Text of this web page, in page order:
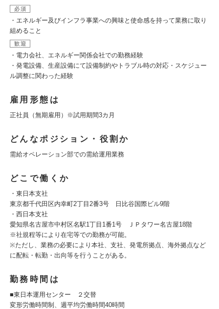
必須
・エネルギー及びインフラ事業への興味と使命感を持って業務に取り
組めること
歓迎
・電力会社、エネルギー関係会社での勤務経験
・発電設備、生産設備にて設備制約やトラブル時の対応・スケジュー
ル調整に関わった経験
雇用形態は
正社員（無期雇用）※試用期間3カ月
どんなポジション・役割か
需給オペレーション部での需給運用業務
どこで働くか
・東日本支社
東京都千代田区内幸町2丁目2番3号 日比谷国際ビル9階
・西日本支社
愛知県名古屋市中村区名駅1丁目1番1号 ＪＰタワー名古屋18階
※社規程等により在宅等での勤務が可能。
※ただし、業務の必要により本社、支社、発電所拠点、海外拠点など
に配転・転勤・出向等を行うことがある。
勤務時間は
■東日本運用センター ２交替
変形労働時間制、週平均労働時間40時間